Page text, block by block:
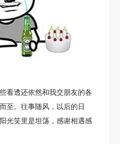
看透还依然和我交朋友的各
至。往事随风，以后的日
光笑里是坦荡，感谢相遇感